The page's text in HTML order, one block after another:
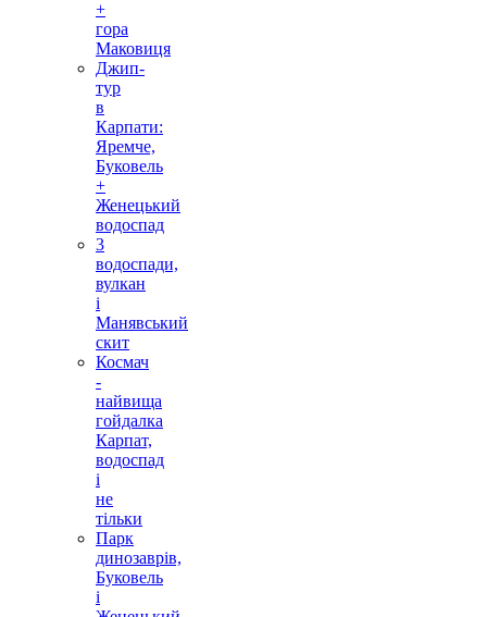
+
гора
Маковиця
Джип-
тур
в
Карпати:
Яремче,
Буковель
+
Женецький
водоспад
3
водоспади,
вулкан
і
Манявський
скит
Космач
-
найвища
гойдалка
Карпат,
водоспад
і
не
тільки
Парк
динозаврів,
Буковель
і